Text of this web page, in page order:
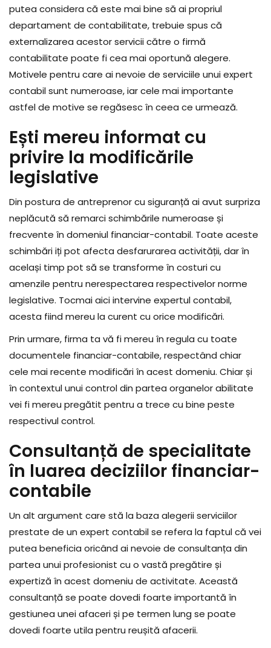
putea considera că este mai bine să ai propriul
departament de contabilitate, trebuie spus că
externalizarea acestor servicii către o firmă
contabilitate poate fi cea mai oportună alegere.
Motivele pentru care ai nevoie de serviciile unui expert
contabil sunt numeroase, iar cele mai importante
astfel de motive se regăsesc în ceea ce urmează.
Ești mereu informat cu
privire la modificările
legislative
Din postura de antreprenor cu siguranță ai avut surpriza
neplăcută să remarci schimbările numeroase și
frecvente în domeniul financiar-contabil. Toate aceste
schimbări iți pot afecta desfarurarea activității, dar în
același timp pot să se transforme în costuri cu
amenzile pentru nerespectarea respectivelor norme
legislative. Tocmai aici intervine expertul contabil,
acesta fiind mereu la curent cu orice modificări.
Prin urmare, firma ta vă fi mereu în regula cu toate
documentele financiar-contabile, respectând chiar
cele mai recente modificări în acest domeniu. Chiar și
în contextul unui control din partea organelor abilitate
vei fi mereu pregătit pentru a trece cu bine peste
respectivul control.
Consultanță de specialitate
în luarea deciziilor financiar-
contabile
Un alt argument care stă la baza alegerii serviciilor
prestate de un expert contabil se refera la faptul că vei
putea beneficia oricând ai nevoie de consultanța din
partea unui profesionist cu o vastă pregătire și
expertiză în acest domeniu de activitate. Această
consultanță se poate dovedi foarte importantă în
gestiunea unei afaceri și pe termen lung se poate
dovedi foarte utila pentru reușită afacerii.